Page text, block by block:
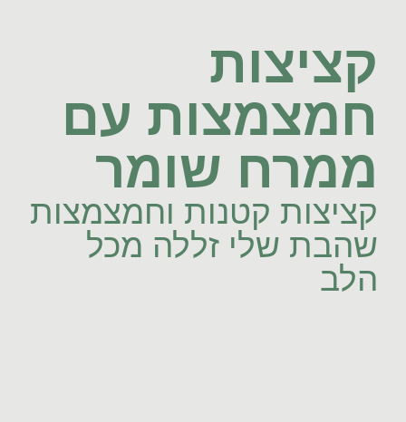
קציצות
חמצמצות עם
ממרח שומר
קציצות קטנות וחמצמצות
שהבת שלי זללה מכל
הלב